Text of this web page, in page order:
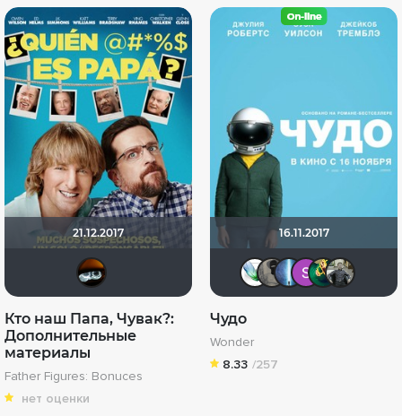
21.12.2017
Кто наш Папа, Чувак?:
Дополнительные
материалы
Father Figures: Bonuces
нет оценки
16.11.2017
Soul-Life
Чудо
Wonder
8.33 /257